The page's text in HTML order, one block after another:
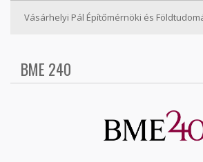
Vásárhelyi Pál Építőmérnöki és
BME 240